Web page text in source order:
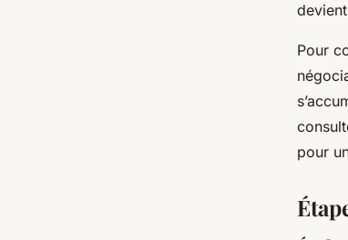
Pour
pour